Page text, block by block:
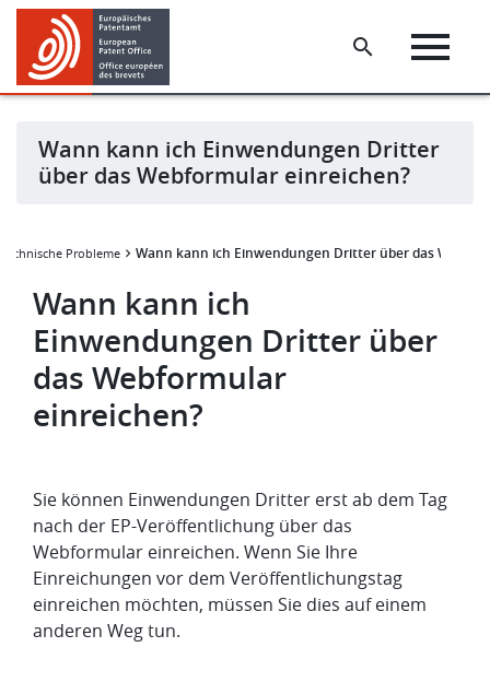
Skip
main
content
Skip
footer
Wann kann ich Einwendungen Dritter
über das Webformular einreichen?
Technische Probleme Wann kann ich Einwendungen Dritter über das
Wann kann ich
Einwendungen Dritter über
das Webformular
einreichen?
Sie können Einwendungen Dritter erst ab dem Tag
nach der EP-Veröffentlichung über das
Webformular einreichen. Wenn Sie Ihre
Einreichungen vor dem Veröffentlichungstag
einreichen möchten, müssen Sie dies auf einem
anderen Weg tun.